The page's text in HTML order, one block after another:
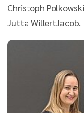
Christoph
Jutta WillertJacob.